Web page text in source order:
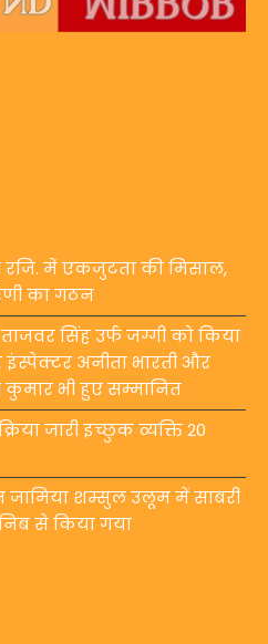
रजि. में एकजुटता की मिसाल,
का गठन
सिंह उर्फ जग्गी को किया
इंस्पेक्टर अनीता भारती और
कुमार भी हुए सम्मानित
जारी इच्छुक व्यक्ति 20
शम्सुल उलूम में साबरी
से किया गया